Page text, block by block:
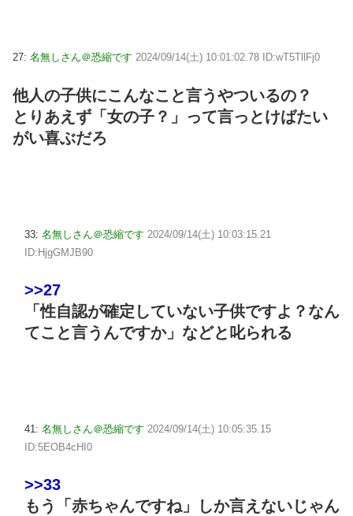
27: 名無しさん＠恐縮です 2024/09/14(土) 10:01:02.78 ID:wT5TllFj0
他人の子供にこんなこと言うやついるの？
とりあえず「女の子？」って言っとけばたい
がい喜ぶだろ
33: 名無しさん＠恐縮です 2024/09/14(土) 10:03:15.21
ID:HjgGMJB90
>>27
「性自認が確定していない子供ですよ？なん
てこと言うんですか」などと叱られる
41: 名無しさん＠恐縮です 2024/09/14(土) 10:05:35.15
ID:5EOB4cHI0
>>33
もう「赤ちゃんですね」しか言えないじゃん